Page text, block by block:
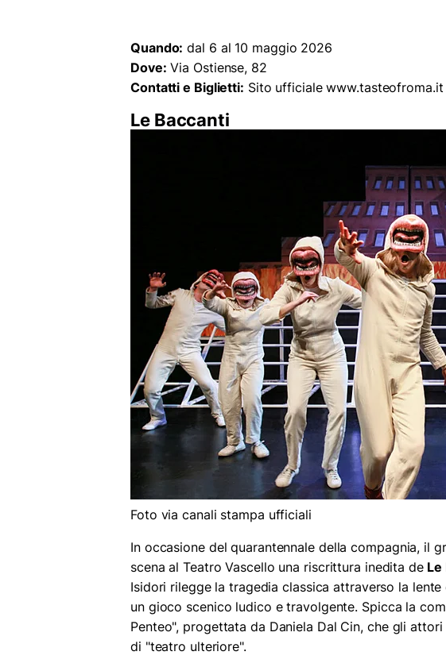
Quando: dal 6 al 10 maggio 2026
Dove: Via Ostiense, 82
Contatti e Biglietti: Sito ufficiale www.tasteofroma.it
Le Baccanti
Foto via canali stampa ufficiali
In occasione del quarantennale della compagnia, il
scena al Teatro Vascello una riscrittura inedita deLe
Isidori rilegge la tragedia classica attraverso la
un gioco scenico ludico e travolgente. Spicca la
Penteo", progettata da Daniela Dal Cin, che gli
di "teatro ulteriore".